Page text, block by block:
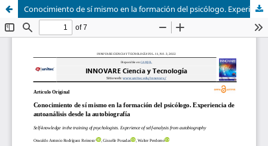
Conocimiento de sí mismo en la formación del psicólogo. Experiencia de autoanálisis desde la autobiografía